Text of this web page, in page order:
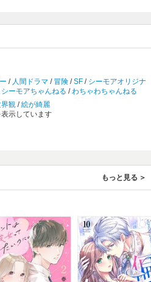
/ 人間ドラマ / 冒険 /SF / シーモアオリジナ
シーモアちゃんねる /わちゃわちゃんねる
観 /絵が綺麗
示しています
もっと見る